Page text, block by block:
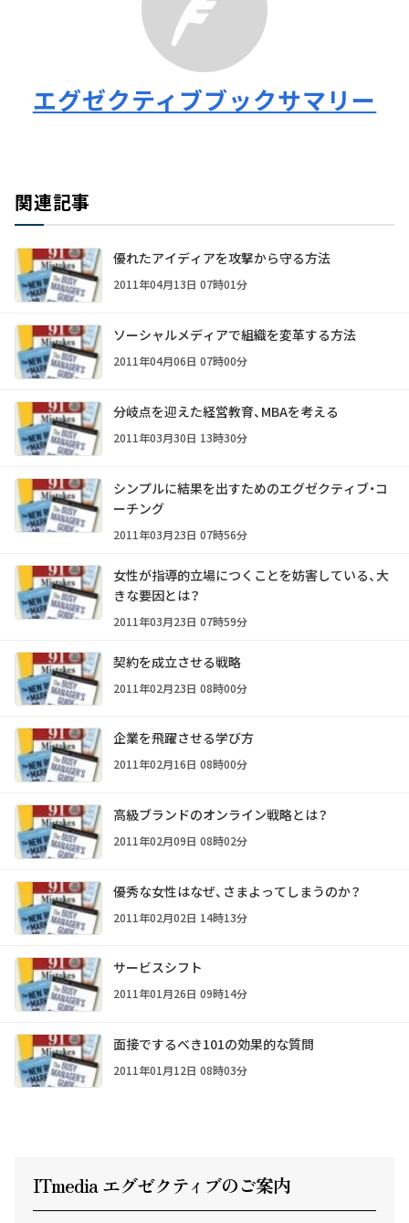
エグゼクティブブックサマリー
関連記事
優れたアイディアを攻撃から守る方法
2011年04月13日 07時01分
ソーシャルメディアで組織を変革する方法
2011年04月06日 07時00分
分岐点を迎えた経営教育、MBAを考える
2011年03月30日 13時30分
シンプルに結果を出すためのエグゼクティブ・コ
ーチング
2011年03月23日 07時56分
女性が指導的立場につくことを妨害している、大
きな要因とは？
2011年03月23日 07時59分
契約を成立させる戦略
2011年02月23日 08時00分
企業を飛躍させる学び方
2011年02月16日 08時00分
高級ブランドのオンライン戦略とは？
2011年02月09日 08時02分
優秀な女性はなぜ、さまよってしまうのか？
2011年02月02日 14時13分
サービスシフト
2011年01月26日 09時14分
面接でするべき101の効果的な質問
2011年01月12日 08時03分
ITmedia エグゼクティ ブのご案内